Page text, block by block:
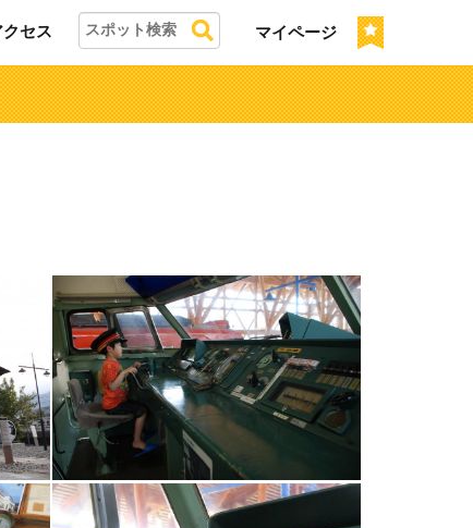
マイページ
クセス